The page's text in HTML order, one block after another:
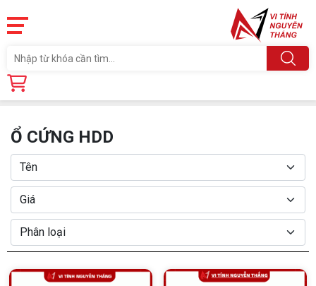
Trang chủ
Ổ CỨNG HDD